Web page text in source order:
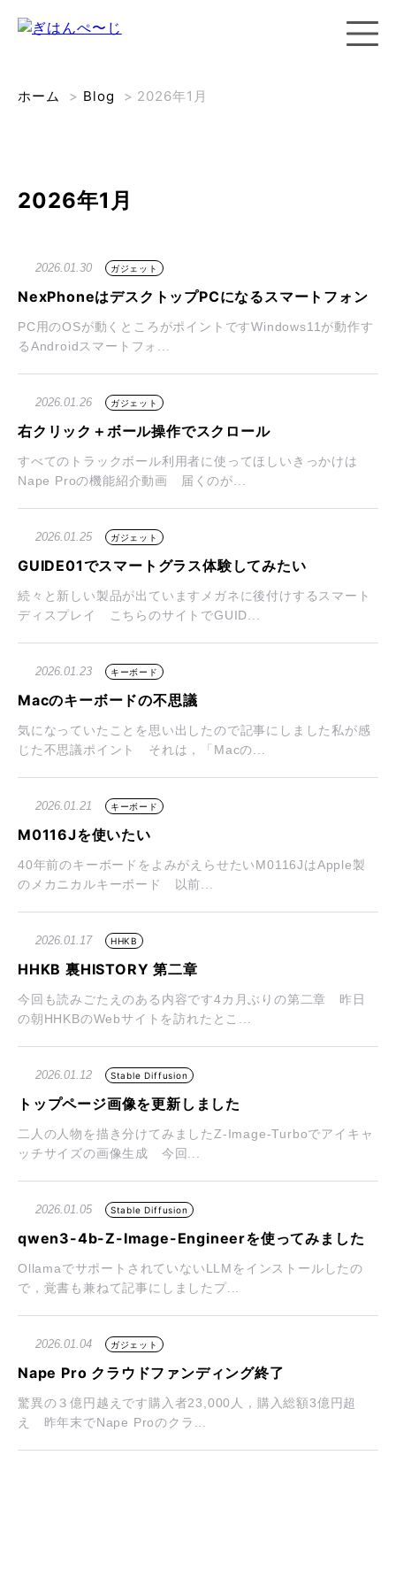
ホーム > Blog > 2026年1月
2026年1月
2026.01.30 ガジェット
NexPhoneはデスクトップPCになるスマートフォン
PC用のOSが動くところがポイントですWindows11が動作す
るAndroidスマートフォ...
2026.01.26 ガジェット
右クリック＋ボール操作でスクロール
すべてのトラックボール利用者に使ってほしいきっかけは
Nape Proの機能紹介動画 届くのが...
2026.01.25 ガジェット
GUIDE01でスマートグラス体験してみたい
続々と新しい製品が出ていますメガネに後付けするスマート
ディスプレイ こちらのサイトでGUID...
2026.01.23 キーボード
Macのキーボードの不思議
気になっていたことを思い出したので記事にしました私が感
じた不思議ポイント それは，「Macの...
2026.01.21 キーボード
M0116Jを使いたい
40年前のキーボードをよみがえらせたいM0116JはApple製
のメカニカルキーボード 以前...
2026.01.17 HHKB
HHKB 裏HISTORY 第二章
今回も読みごたえのある内容です4カ月ぶりの第二章 昨日
の朝HHKBのWebサイトを訪れたとこ...
2026.01.12 Stable Diffusion
トップページ画像を更新しました
二人の人物を描き分けてみましたZ-Image-Turboでアイキャ
ッチサイズの画像生成 今回...
2026.01.05 Stable Diffusion
qwen3-4b-Z-Image-Engineerを使ってみました
OllamaでサポートされていないLLMをインストールしたの
で，覚書も兼ねて記事にしましたプ...
2026.01.04 ガジェット
Nape Pro クラウドファンディング終了
驚異の３億円越えです購入者23,000人，購入総額3億円超
え 昨年末でNape Proのクラ...